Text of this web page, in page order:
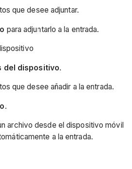
que desee adjuntar.
para adjuntarlo a la entrada.
del dispositivo.
que desee añadir a la entrada.
.
archivo desde el dispositivo móvil
a la entrada.